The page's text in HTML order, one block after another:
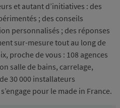
et autant d’initiatives : des
; des conseils
personnalisés ; des réponses
sur-mesure tout au long de
proche de vous : 108 agences
salle de bains, carrelage,
30 000 installateurs
pour le made in France.